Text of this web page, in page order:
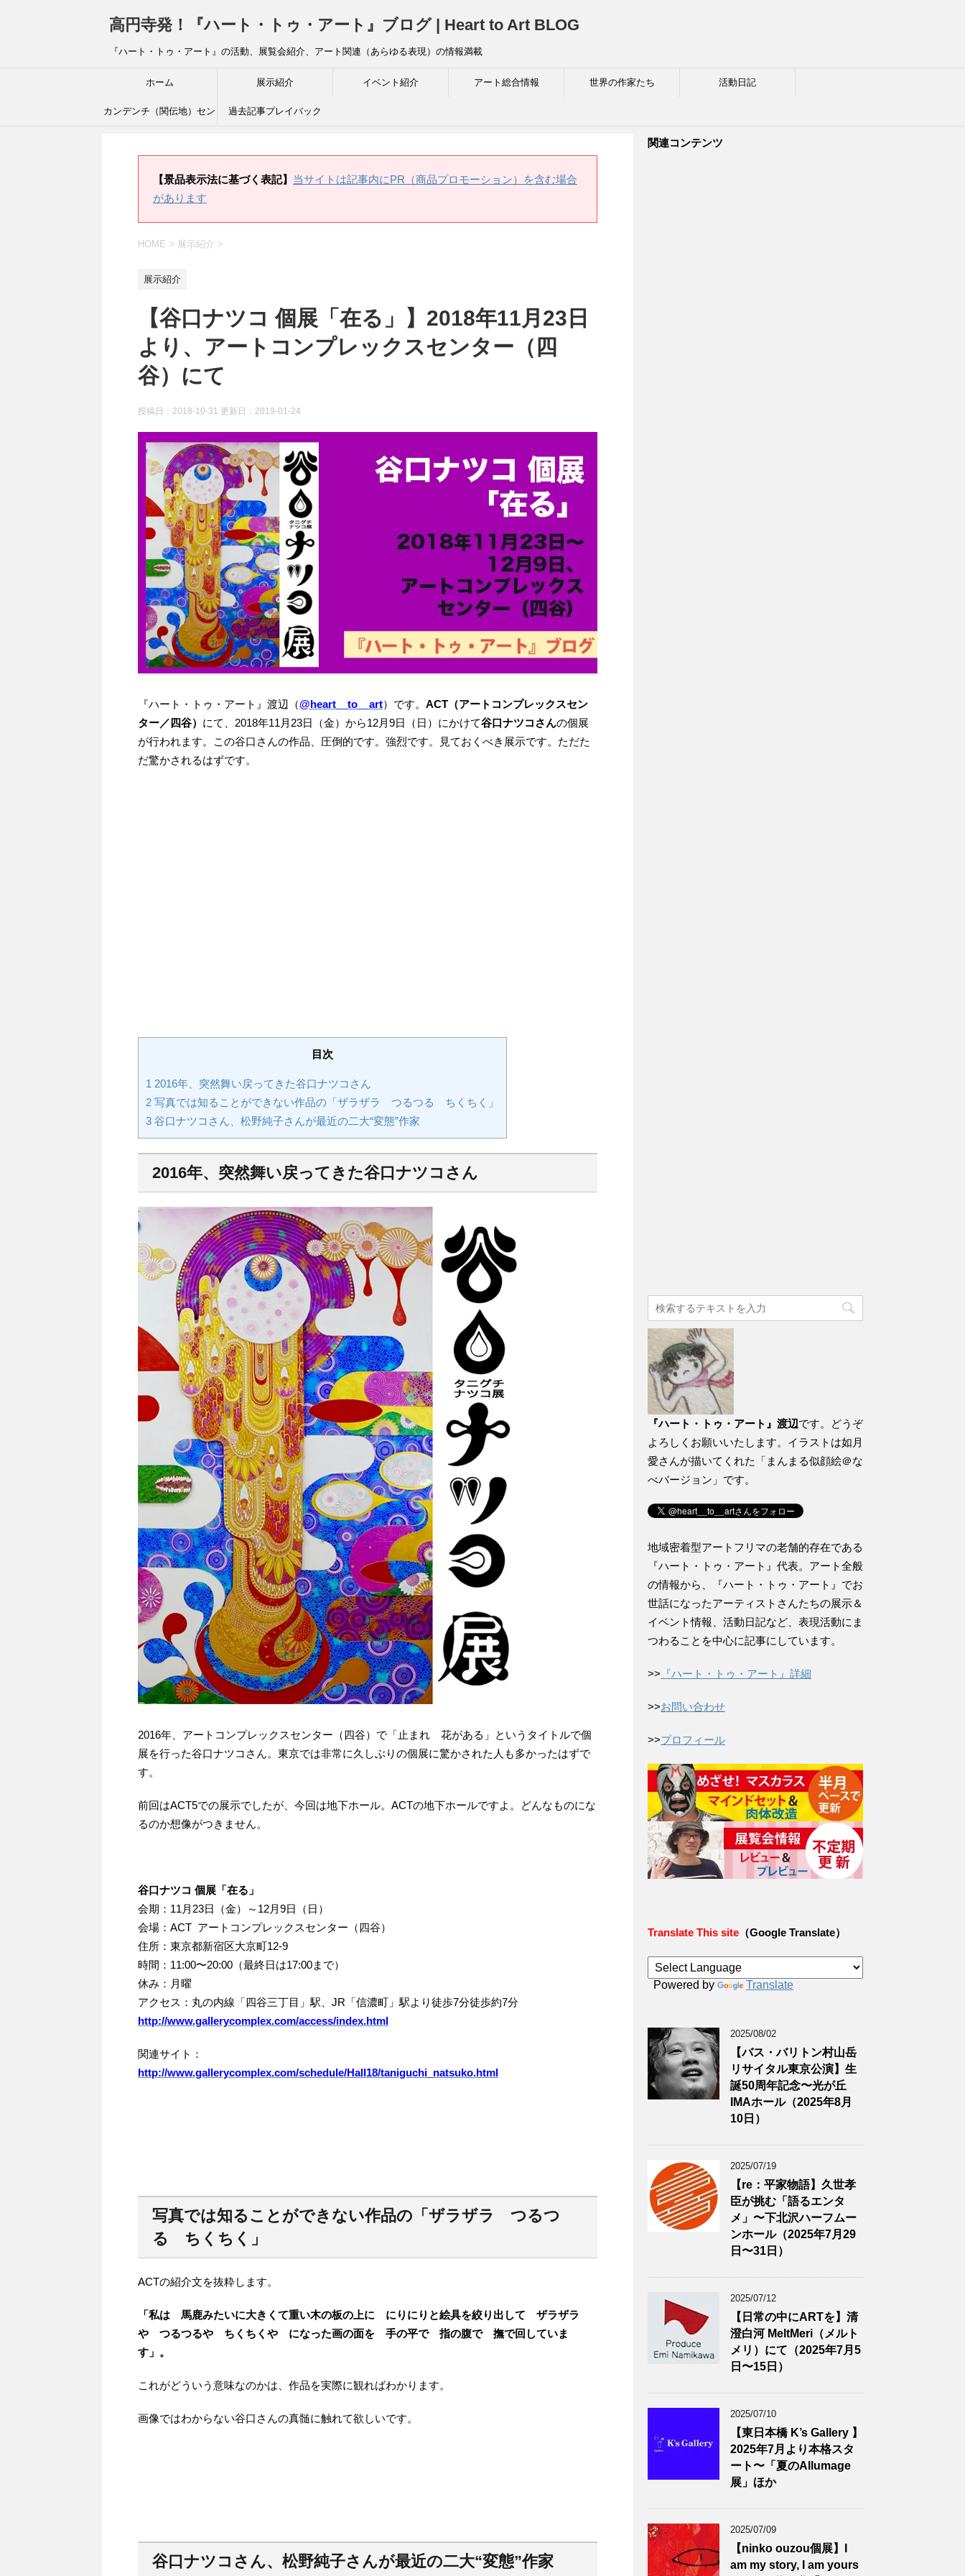
高円寺発！『ハート・トゥ・アート』ブログ | Heart to Art BLOG
『ハート・トゥ・アート』の活動、展覧会紹介、アート関連（あらゆる表現）の情報満載
ホーム 展示紹介 イベント紹介 アート総合情報 世界の作家たち 活動日記
カンデンチ（関伝地）セン 過去記事プレイバック
【景品表示法に基づく表記】 当サイトは記事内にPR（商品プロモーション）を含む場合
があります
HOME > 展示紹介 >
展示紹介
【谷口ナツコ 個展「在る」】2018年11月23日
より、アートコンプレックスセンター（四
谷）にて
投稿日：2018-10-31 更新日： 2019-01-24
『ハート・トゥ・アート』渡辺（@heart__to__art）です。 ACT（アートコンプレックスセン
ター／四谷） にて、2018年11月23日（金）から12月9日（日）にかけて谷口ナツコさんの個展
が行われます。この谷口さんの作品、圧倒的です。強烈です。見ておくべき展示です。ただた
だ驚かされるはずです。
目次
1 2016年、突然舞い戻ってきた谷口ナツコさん
2 写真では知ることができない作品の「ザラザラ つるつる ちくちく」
3 谷口ナツコさん、松野純子さんが最近の二大“変態”作家
2016年、突然舞い戻ってきた谷口ナツコさん
2016年、アートコンプレックスセンター（四谷）で「止まれ 花がある」というタイトルで個
展を行った谷口ナツコさん。東京では非常に久しぶりの個展に驚かされた人も多かったはずで
す。
前回はACT5での展示でしたが、今回は地下ホール。ACTの地下ホールですよ。どんなものにな
るのか想像がつきません。
谷口ナツコ 個展「在る」
会期：11月23日（金）～12月9日（日）
会場：ACT アートコンプレックスセンター（四谷）
住所：東京都新宿区大京町12-9
時間：11:00〜20:00（最終日は17:00まで）
休み：月曜
アクセス：丸の内線「四谷三丁目」駅、JR「信濃町」駅より徒歩7分徒歩約7分
http://www.gallerycomplex.com/access/index.html
関連サイト：
http://www.gallerycomplex.com/schedule/Hall18/taniguchi_natsuko.html
写真では知ることができない作品の「ザラザラ つるつ
る ちくちく」
ACTの紹介文を抜粋します。
「私は 馬鹿みたいに大きくて重い木の板の上に にりにりと絵具を絞り出して ザラザラ
や つるつるや ちくちくや になった画の面を 手の平で 指の腹で 撫で回していま
す」。
これがどういう意味なのかは、作品を実際に観ればわかります。
画像ではわからない谷口さんの真髄に触れて欲しいです。
谷口ナツコさん、松野純子さんが最近の二大“変態”作家
関連コンテンツ
『ハート・トゥ・アート』渡辺です。どうぞ
よろしくお願いいたします。イラストは如月
愛さんが描いてくれた「まんまる似顔絵＠な
べバージョン」です。
地域密着型アートフリマの老舗的存在である
『ハート・トゥ・アート』代表。アート全般
の情報から、『ハート・トゥ・アート』でお
世話になったアーティストさんたちの展示＆
イベント情報、活動日記など、表現活動にま
つわることを中心に記事にしています。
>> 『ハート・トゥ・アート』詳細
>>お問い合わせ
>>プロフィール
Translate This site （Google Translate）
Powered by Translate
2025/08/02
【バス・バリトン村山岳
リサイタル東京公演】生
誕50周年記念〜光が丘
IMAホール（2025年8月
10日）
2025/07/19
【re：平家物語】久世孝
臣が挑む「語るエンタ
メ」〜下北沢ハーフムー
ンホール（2025年7月29
日〜31日）
2025/07/12
【日常の中にARTを】清
澄白河 MeltMeri（メルト
メリ）にて（2025年7月5
日〜15日）
2025/07/10
【東日本橋 K’s Gallery 】
2025年7月より本格スタ
ート〜「夏のAllumage
展」ほか
2025/07/09
【ninko ouzou個展】I
am my story, I am yours